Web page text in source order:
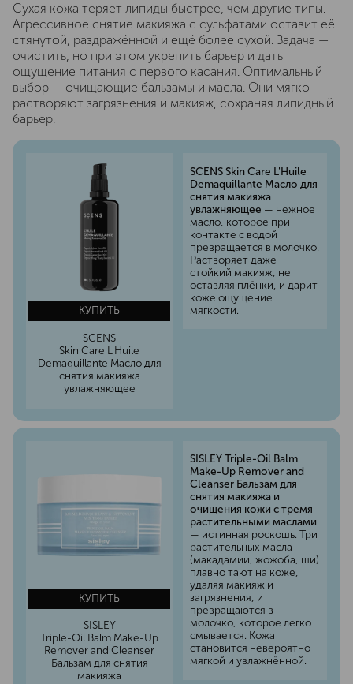
Сухая кожа теряет липиды быстрее, чем другие типы.
Агрессивное снятие макияжа с сульфатами оставит её
стянутой, раздражённой и ещё более сухой. Задача —
очистить, но при этом укрепить барьер и дать
ощущение питания с первого касания. Оптимальный
выбор — очищающие бальзамы и масла. Они мягко
растворяют загрязнения и макияж, сохраняя липидный
барьер.
КУПИТЬ
SCENS
Skin Care L'Huile
Demaquillante Масло для
снятия макияжа
увлажняющее
SCENS Skin Care L'Huile
Demaquillante Масло для
снятия макияжа
увлажняющее — нежное
масло, которое при
контакте с водой
превращается в молочко.
Растворяет даже
стойкий макияж, не
оставляя плёнки, и дарит
коже ощущение
мягкости.
КУПИТЬ
SISLEY
Triple-Oil Balm Make-Up
Remover and Cleanser
Бальзам для снятия
макияжа
SISLEY Triple-Oil Balm
Make-Up Remover and
Cleanser Бальзам для
снятия макияжа и
очищения кожи с тремя
растительными маслами
— истинная роскошь. Три
растительных масла
(макадамии, жожоба, ши)
плавно тают на коже,
удаляя макияж и
загрязнения, и
превращаются в
молочко, которое легко
смывается. Кожа
становится невероятно
мягкой и увлажнённой.